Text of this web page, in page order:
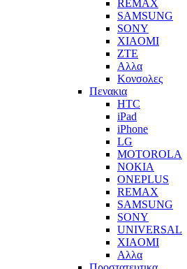
REMAX
SAMSUNG
SONY
XIAOMI
ZTE
Αλλα
Κονσολες
Πενακια
HTC
iPad
iPhone
LG
MOTOROLA
NOKIA
ONEPLUS
REMAX
SAMSUNG
SONY
UNIVERSAL
XIAOMI
Αλλα